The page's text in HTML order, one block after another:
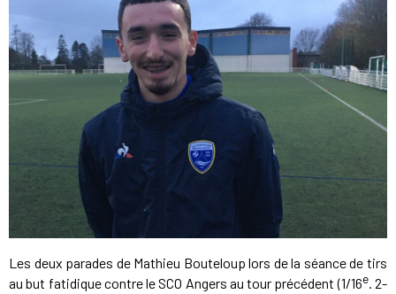
Les deux parades de Mathieu Bouteloup lors de la séance de tirs
au but fatidique contre le SCO Angers au tour précédent (1/16e. 2-